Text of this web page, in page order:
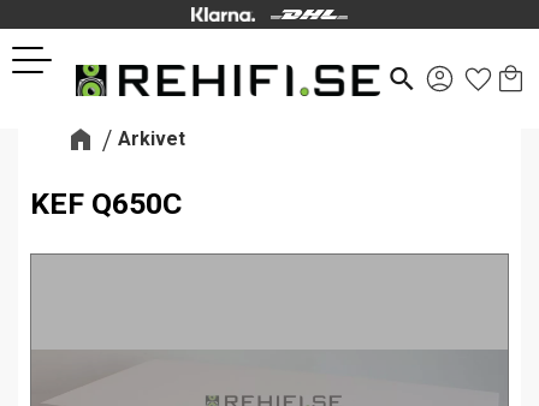
Meny
search
Arkivet
KEF Q650C